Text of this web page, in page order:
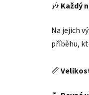
🎶 Každý
Na jejich
příběhu,
📏